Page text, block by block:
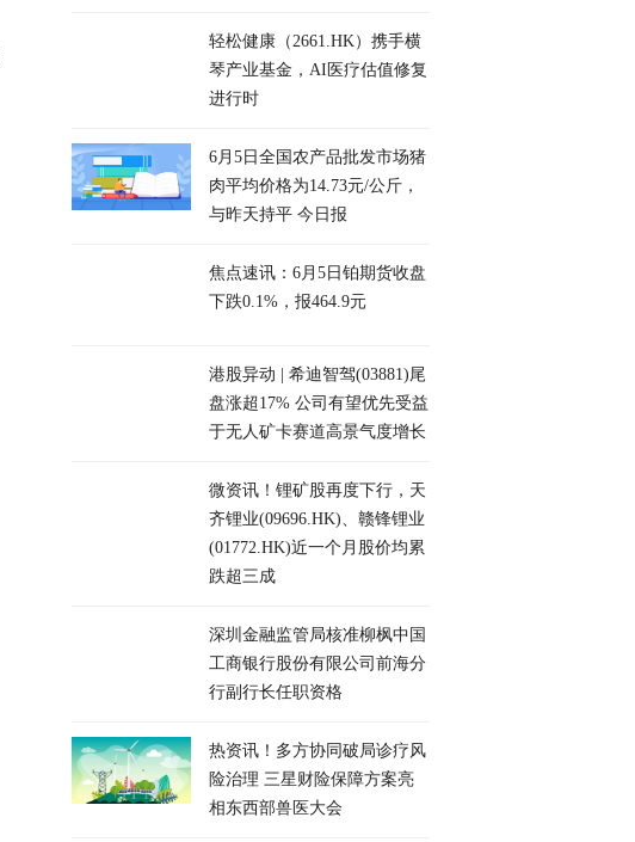
轻松健康（2661.HK）携手横
琴产业基金，AI医疗估值修复
进行时
6月5日全国农产品批发市场猪
肉平均价格为14.73元/公斤，
与昨天持平 今日报
焦点速讯：6月5日铂期货收盘
下跌0.1%，报464.9元
港股异动 | 希迪智驾(03881)尾
盘涨超17% 公司有望优先受益
于无人矿卡赛道高景气度增长
微资讯！锂矿股再度下行，天
齐锂业(09696.HK)、赣锋锂业
(01772.HK)近一个月股价均累
跌超三成
深圳金融监管局核准柳枫中国
工商银行股份有限公司前海分
行副行长任职资格
热资讯！多方协同破局诊疗风
险治理 三星财险保障方案亮
相东西部兽医大会